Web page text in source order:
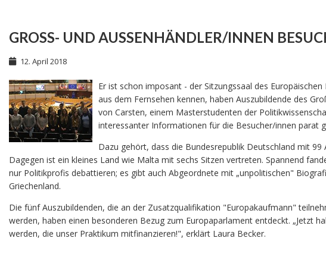
GROSS- UND AUSSENHÄNDLER/INNEN
12. April 2018
Er ist schon imposant - der Sitzungssaal des
aus dem Fernsehen kennen, haben Auszubildende des
von Carsten, einem Masterstudenten der
interessanter Informationen für die Besucher/innen parat
Dazu gehört, dass die Bundesrepublik Deutschland mit
Dagegen ist ein kleines Land wie Malta mit sechs Sitzen vertreten. Spannend
nur Politikprofis debattieren; es gibt auch Abgeordnete mit „unpolitischen"
Griechenland.
Die fünf Auszubildenden, die an der Zusatzqualifikation "Europakaufmann"
werden, haben einen besonderen Bezug zum Europaparlament entdeckt. „Jetzt
werden, die unser Praktikum mitfinanzieren!", erklärt Laura Becker.